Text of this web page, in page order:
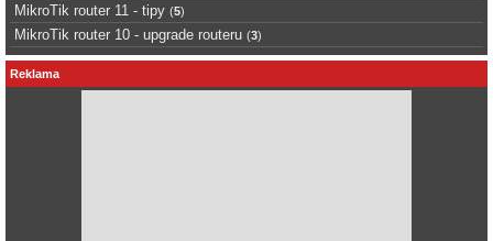
MikroTik router 11 - tipy (5)
MikroTik router 10 - upgrade routeru (3)
Reklama